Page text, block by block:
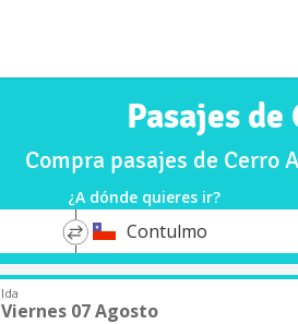
Pasajes
Compra pasajes de
¿A dónde quieres ir?
*
DestinoContulmo
Ida
Viernes 07 Agosto